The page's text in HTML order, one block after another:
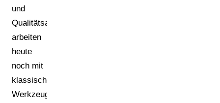
und
Qualitätsabteilungen
arbeiten
heute
noch mit
klassischen
Werkzeugen